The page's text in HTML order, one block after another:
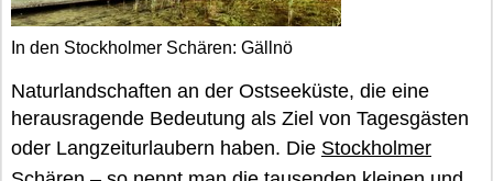
In den Stockholmer Schären: Gällnö
Naturlandschaften an der Ostseeküste, die eine
herausragende Bedeutung als Ziel von Tagesgästen
oder Langzeiturlaubern haben. Die Stockholmer